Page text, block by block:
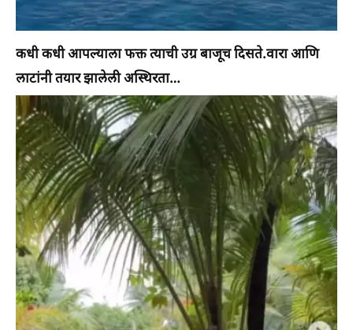
कधी कधी आपल्याला फक्त त्याची उग्र बाजूच दिसते.वारा आणि
लाटांनी तयार झालेली अस्थिरता…